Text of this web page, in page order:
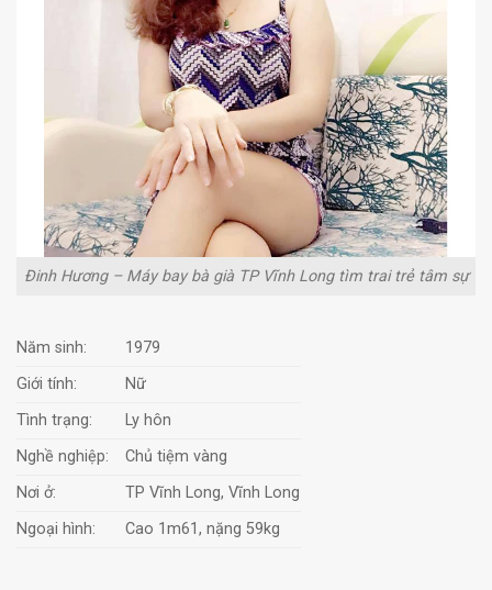
Ðinh Hương – Máy bay bà già TP Vĩnh Long tìm trai trẻ tâm sự
Năm sinh:
1979
Giới tính:
Nữ
Tình trạng:
Ly hôn
Nghề nghiệp:
Chủ tiệm vàng
Nơi ở:
TP Vĩnh Long, Vĩnh Long
Ngoại hình:
Cao 1m61, nặng 59kg